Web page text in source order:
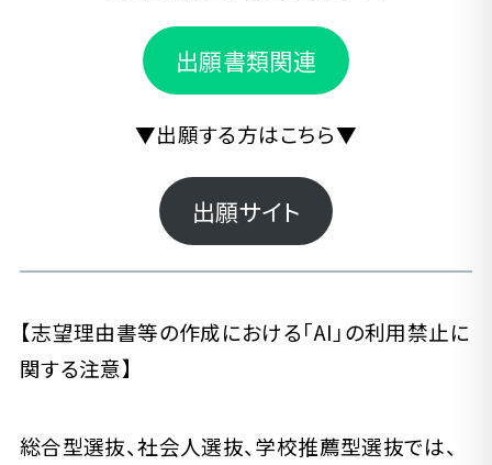
出願書類関連
▼出願する方はこちら▼
出願サイト
【志望理由書等の作成における「AI」の利用禁止に
関する注意】
総合型選抜、社会人選抜、学校推薦型選抜では、